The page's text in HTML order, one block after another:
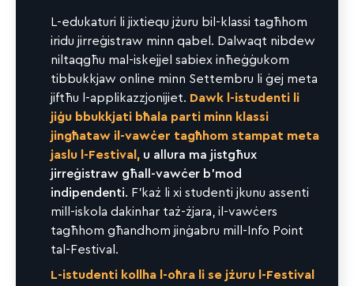
L-edukaturi li jixtiequ jżuru bil-klassi tagħhom
iridu jirreġistraw minn qabel. Dalwaqt nibdew
niltaqgħu mal-iskejjel sabiex inħeġġukom
tibbukkjaw online minn Settembru li ġej meta
jiftħu l-applikazzjonijiet. Dawk l-istudenti li
jiġu bbukkjati bħala parti minn klassi
jingħataw il-vawċer tagħhom stampat meta
jaslu l-Festival, u allura ma jistgħux
jirreġistraw għall-vawċer b’mod
indipendenti. F’każ li xi studenti jkunu assenti
mill-iskola dakinhar taż-żjara, il-vawċers
tagħhom għandhom jinġabru mill-Info Point
tal-Festival.
L-istudenti kollha l-oħra li se jżuru l-Festival